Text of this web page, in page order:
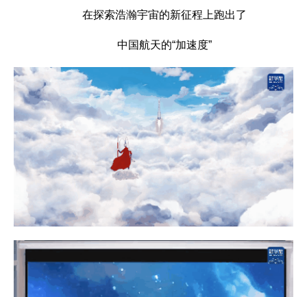
在探索浩瀚宇宙的新征程上跑出了
中国航天的“加速度”